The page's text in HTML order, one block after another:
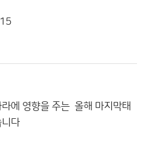
에 영향을 주는 올해 마지막태
다